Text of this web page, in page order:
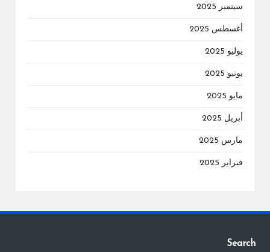
سبتمبر 2025
أغسطس 2025
يوليو 2025
يونيو 2025
مايو 2025
أبريل 2025
مارس 2025
فبراير 2025
Search